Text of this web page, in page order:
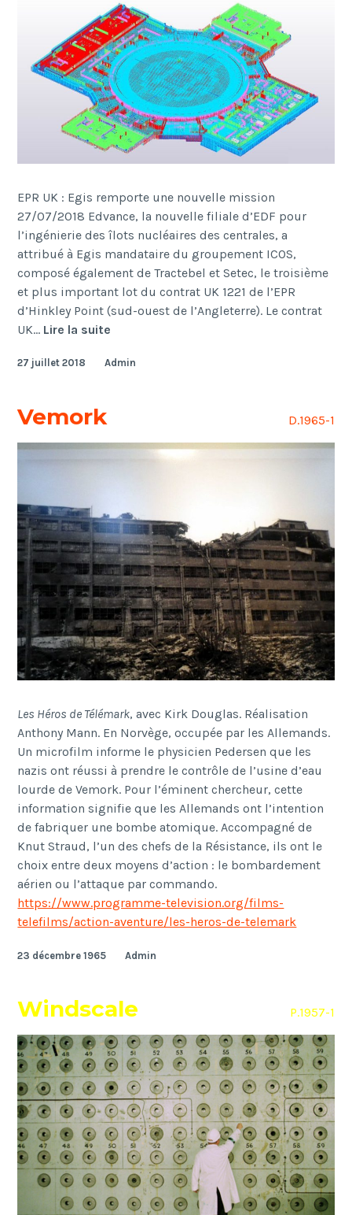
EPR UK : Egis remporte une nouvelle mission
27/07/2018 Edvance, la nouvelle filiale d’EDF pour
l’ingénierie des îlots nucléaires des centrales, a
attribué à Egis mandataire du groupement ICOS,
composé également de Tractebel et Setec, le troisième
et plus important lot du contrat UK 1221 de l’EPR
d’Hinkley Point (sud-ouest de l’Angleterre). Le contrat
UK… Lire la suite
27 juillet 2018 Admin
Vemork D.1965-1
Les Héros de Télémark, avec Kirk Douglas. Réalisation
Anthony Mann. En Norvège, occupée par les Allemands.
Un microfilm informe le physicien Pedersen que les
nazis ont réussià prendre le contrôle de l’usine d’eau
lourde de Vemork. Pour l’éminent chercheur, cette
information signifie que les Allemands ont l’intention
de fabriquer une bombe atomique. Accompagnéde
Knut Straud, l’un des chefs de la Résistance, ils ont le
choix entre deux moyens d’action : le bombardement
aérien ou l’attaque par commando.
https://www.programme-television.org/films-
telefilms/action-aventure/les-heros-de-telemark
23 décembre 1965 Admin
Windscale P.1957-1